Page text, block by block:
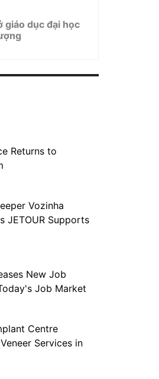
giáo dục đại học
Returns to
Vozinha
JETOUR Supports
New Job
Job Market
Centre
Services in